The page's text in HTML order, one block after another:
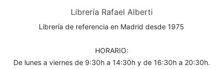
Librería Rafael Alberti
Librería de referencia en Madrid desde 1975
HORARIO:
De lunes a viernes de 9:30h a 14:30h y de 16:30h a 20:30h.